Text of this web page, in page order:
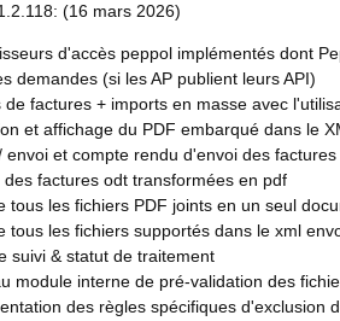
(16 mars 2026)
d'accès peppol implémentés dont
demandes (si les AP publient leurs API)
de factures + imports en masse avec
et affichage du PDF embarqué dans le
envoi et compte rendu d'envoi des factures
des factures odt transformées en pdf
tous les fichiers PDF joints en un seul
tous les fichiers supportés dans le xml
suivi & statut de traitement
module interne de pré-validation des
des règles spécifiques d'exclusion